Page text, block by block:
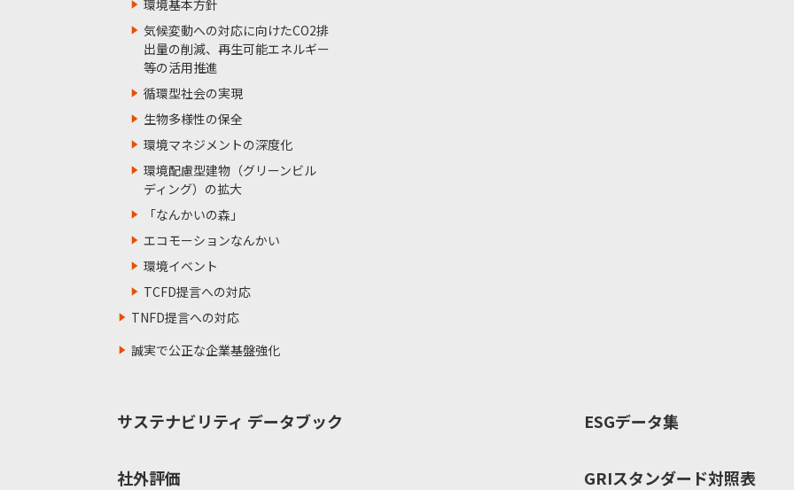
環境基本方針
気候変動への対応に向けたCO2排
出量の削減、再生可能エネルギー
等の活用推進
循環型社会の実現
生物多様性の保全
環境マネジメントの深度化
環境配慮型建物（グリーンビル
ディング）の拡大
「なんかいの森」
エコモーションなんかい
環境イベント
TCFD提言への対応
TNFD提言への対応
誠実で公正な企業基盤強化
サステナビリティ データブック ESGデータ集
社外評価 GRIスタンダード対照表